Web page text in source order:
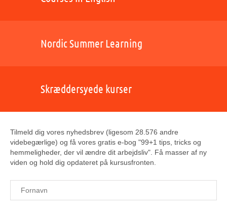
Nordic Summer Learning
Skræddersyede kurser
Tilmeld dig vores nyhedsbrev (ligesom 28.576 andre
videbegærlige) og få vores gratis e-bog "99+1 tips, tricks og
hemmeligheder, der vil ændre dit arbejdsliv". Få masser af ny
viden og hold dig opdateret på kursusfronten.